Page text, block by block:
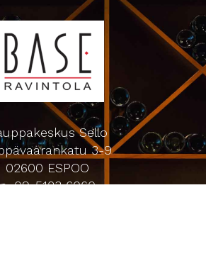
Sello
3-9
02600 ESPOO
p. 09-5123 6060